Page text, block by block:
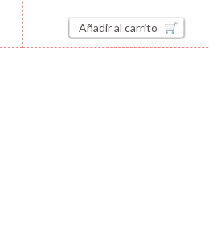
Añadir al carrito